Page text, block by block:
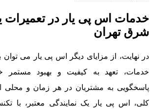
خدمات اس پی یار در تعمیرات
شرق تهران
در نهایت، از مزایای دیگر اس پی یار می توان
خدمات، تعهد به کیفیت و بهبود مستمر
پاسخگویی به مشتریان در هر زمان و محلی
کلی، اس پی یار یک نمایندگی معتبر، با